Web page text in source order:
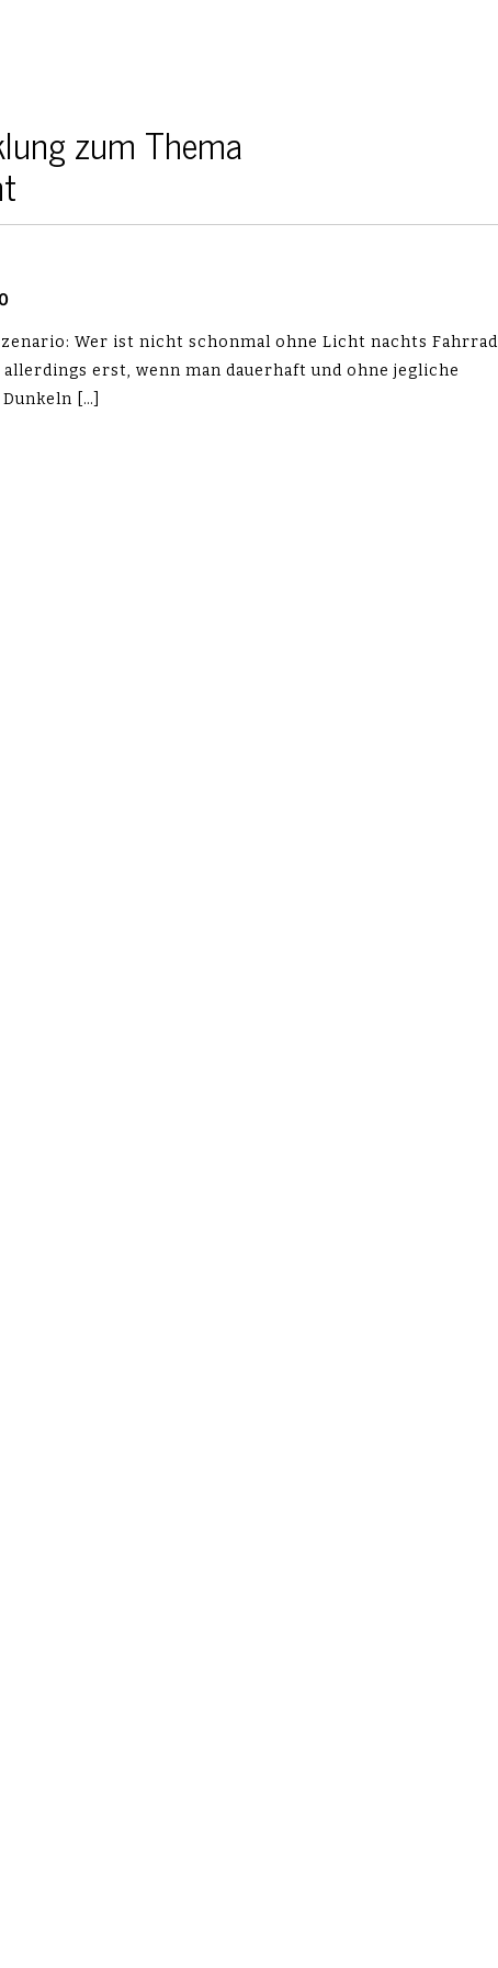
zum Thema
Wer ist nicht schonmal ohne Licht nachts Fahrrad
erst, wenn man dauerhaft und ohne jegliche
[…]